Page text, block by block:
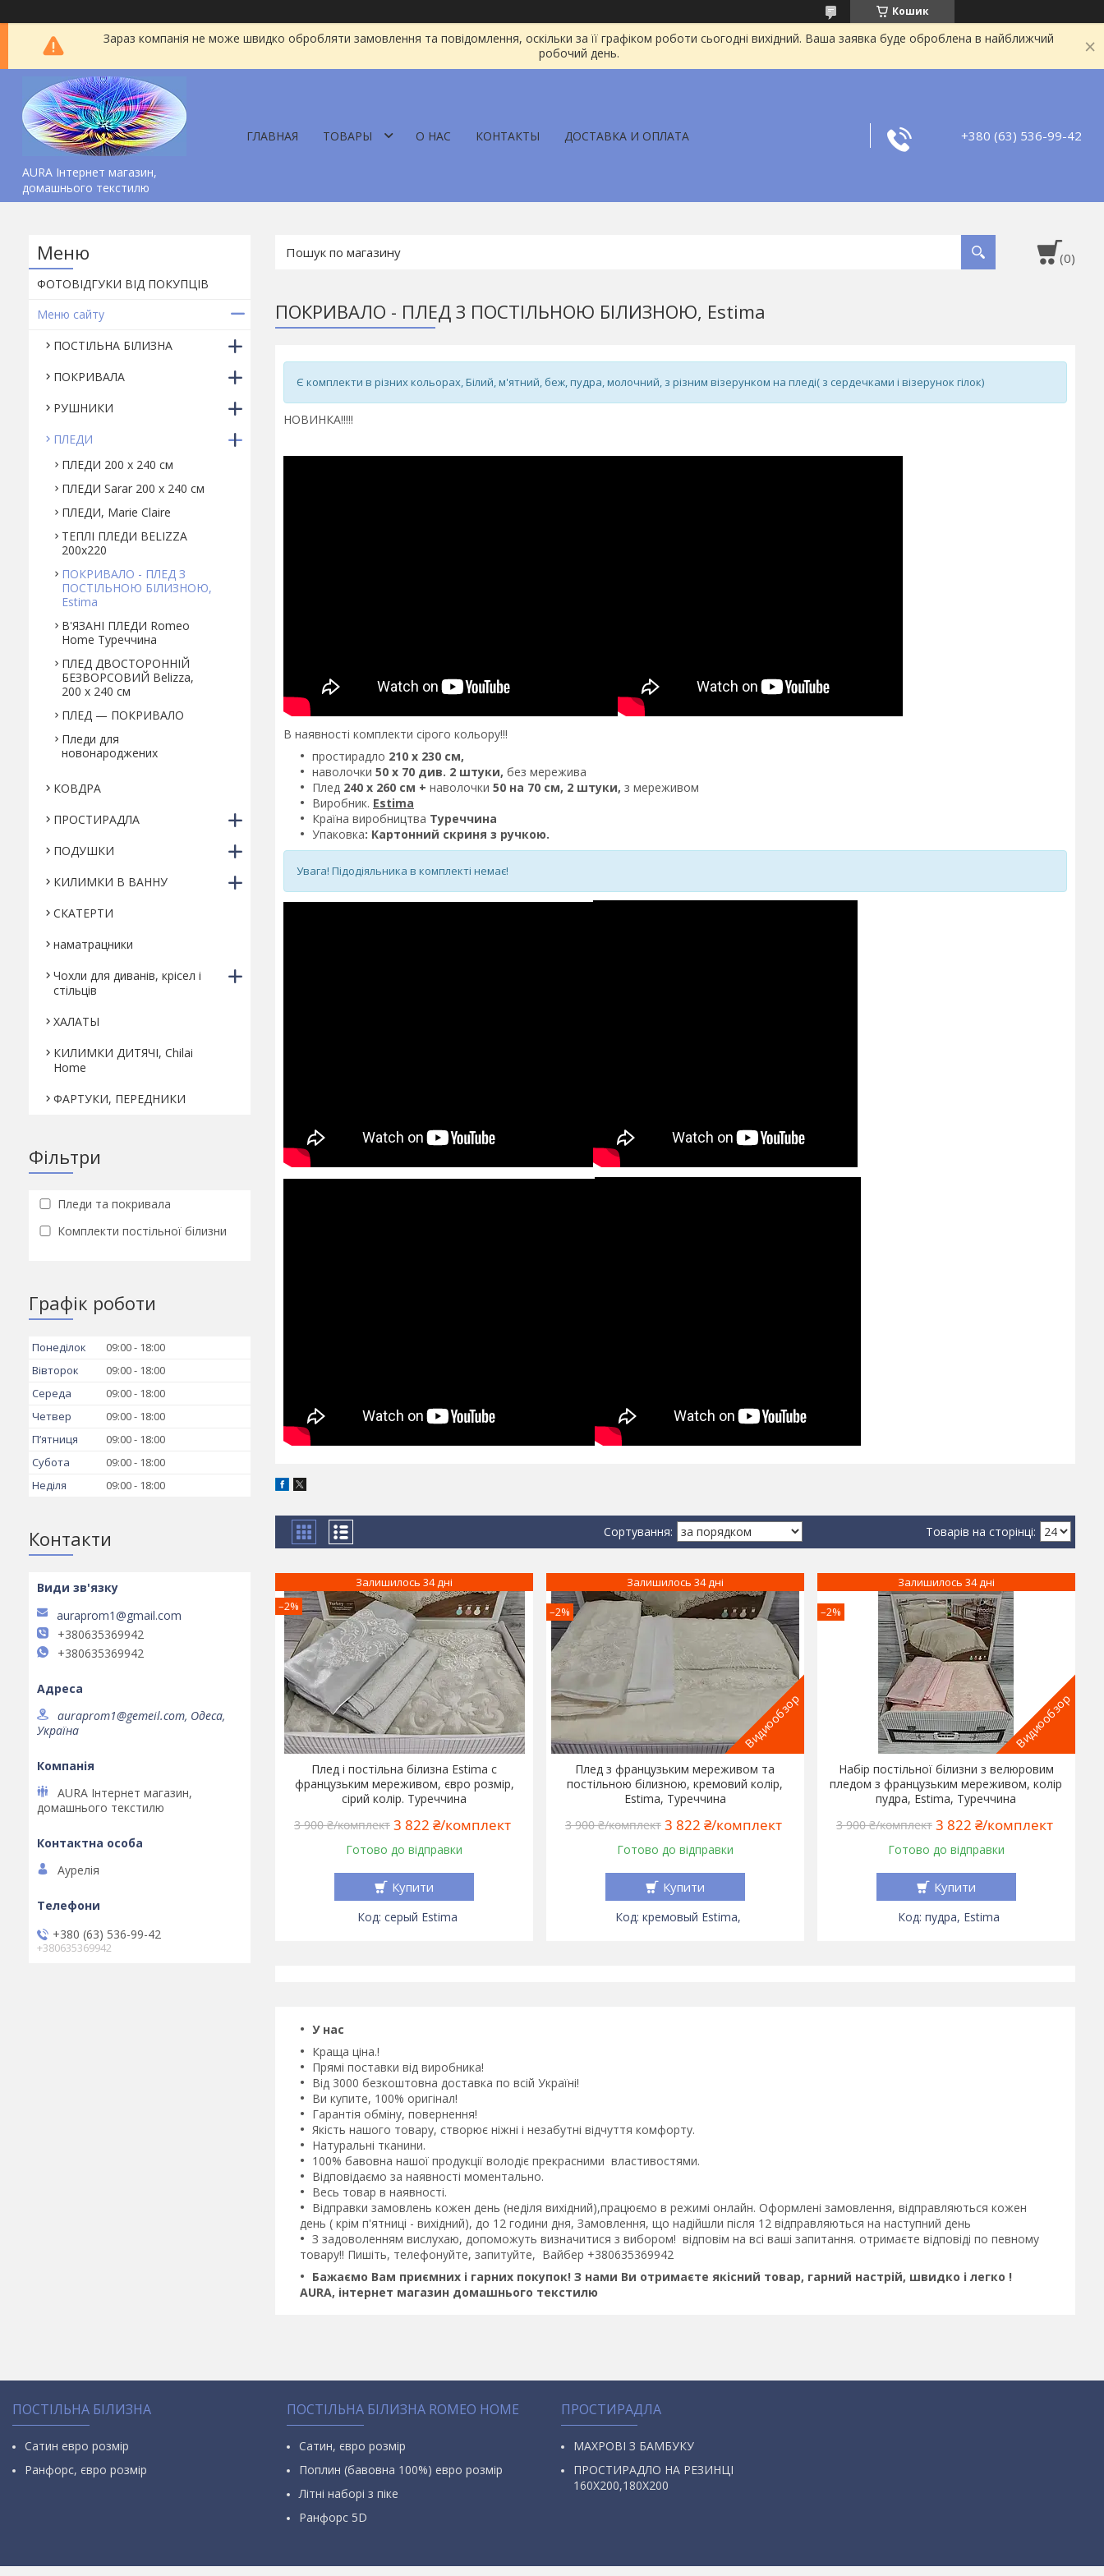
Кошик
Зараз компанія не може швидко обробляти замовлення та повідомлення, оскільки за її графіком роботи сьогодні вихідний. Ваша заявка буде оброблена в найближчий
робочий день.
AURA Інтернет магазин,
домашнього текстилю
ГЛАВНАЯ ТОВАРЫ О НАС КОНТАКТЫ ДОСТАВКА И ОПЛАТА +380 (63) 536-99-42
ПОКРИВАЛО - ПЛЕД З ПОСТІЛЬНОЮ БІЛИЗНОЮ, Estima
Є комплекти в різних кольорах, Білий, м'ятний, беж, пудра, молочний, з різним візерунком на пледі( з сердечками і візерунок гілок)
НОВИНКА!!!!!
В наявності комплекти сірого кольору!!!
простирадло 210 х 230 см,
наволочки 50 х 70 див. 2 штуки, без мережива
Плед 240 х 260 см + наволочки 50 на 70 см, 2 штуки, з мереживом
Виробник. Estima
Країна виробництва Туреччина
Упаковка: Картонний скриня з ручкою.
Увага! Підодіяльника в комплекті немає!
–2%
Залишилось 34 дні
Плед і постільна білизна Estima c
французьким мереживом, євро розмір,
сірий колір. Туреччина
3 900 ₴/комплект 3 822 ₴/комплект
Готово до відправки
Купити
серый Estima
Видиообзор
–2%
Залишилось 34 дні
Плед з французьким мереживом та
постільною білизною, кремовий колір,
Estima, Туреччина
3 900 ₴/комплект 3 822 ₴/комплект
Готово до відправки
Купити
кремовый Estima,
Видиообзор
–2%
Залишилось 34 дні
Набір постільної білизни з велюровим
пледом з французьким мереживом, колір
пудра, Estima, Туреччина
3 900 ₴/комплект 3 822 ₴/комплект
Готово до відправки
Купити
пудра, Estima
У нас
Краща ціна.!
Прямі поставки від виробника!
Від 3000 безкоштовна доставка по всій Україні!
Ви купите, 100% оригінал!
Гарантія обміну, повернення!
Якість нашого товару, створює ніжні і незабутні відчуття комфорту.
Натуральні тканини.
100% бавовна нашої продукції володіє прекрасними властивостями.
Відповідаємо за наявності моментально.
Весь товар в наявності.
Відправки замовлень кожен день (неділя вихідний),працюємо в режимі онлайн. Оформлені замовлення, відправляються кожен
день ( крім п'ятниці - вихідний), до 12 години дня, Замовлення, що надійшли після 12 відправляються на наступний день
З задоволенням вислухаю, допоможуть визначитися з вибором! відповім на всі ваші запитання. отримаєте відповіді по певному
товару!! Пишіть, телефонуйте, запитуйте, Вайбер +380635369942
Бажаємо Вам приємних і гарних покупок! З нами Ви отримаєте якісний товар, гарний настрій, швидко і легко !
AURA, інтернет магазин домашнього текстилю
ФОТОВІДГУКИ ВІД ПОКУПЦІВ
Меню сайту
ПОСТІЛЬНА БІЛИЗНА
ПОКРИВАЛА
РУШНИКИ
ПЛЕДИ
ПЛЕДИ 200 х 240 см
ПЛЕДИ Sarar 200 х 240 см
ПЛЕДИ, Marie Claire
ТЕПЛІ ПЛЕДИ BELIZZA
200х220
ПОКРИВАЛО - ПЛЕД З
ПОСТІЛЬНОЮ БІЛИЗНОЮ,
Estima
В'ЯЗАНІ ПЛЕДИ Romeo
Home Туреччина
ПЛЕД ДВОСТОРОННІЙ
БЕЗВОРСОВИЙ Belizza,
200 х 240 см
ПЛЕД — ПОКРИВАЛО
Пледи для
новонароджених
КОВДРА
ПРОСТИРАДЛА
ПОДУШКИ
КИЛИМКИ В ВАННУ
СКАТЕРТИ
наматрацники
Чохли для диванів, крісел і
стільців
ХАЛАТЫ
КИЛИМКИ ДИТЯЧІ, Chilai
Home
ФАРТУКИ, ПЕРЕДНИКИ
Фільтри
Пледи та покривала
Комплекти постільної білизни
Графік роботи
Понеділок 09:00
18:00
Вівторок
09:00
18:00
Середа
09:00
18:00
Четвер
09:00
18:00
Пʼятниця
09:00
18:00
Субота
09:00
18:00
Неділя
09:00 18:00
Контакти
auraprom1@gmail.com
+380635369942
+380635369942
auraprom1@gemeil.com, Одеса,
Україна
AURA Інтернет магазин,
домашнього текстилю
Аурелія
+380 (63) 536-99-42
+380635369942
ПОСТІЛЬНА БІЛИЗНА
Сатин евро розмір
Ранфорс, євро розмір
ПОСТІЛЬНА БІЛИЗНА ROMEO HOME
Сатин, євро розмір
Поплин (бавовна 100%) евро розмір
Літні наборі з піке
Ранфорс 5D
ПРОСТИРАДЛА
МАХРОВІ З БАМБУКУ
ПРОСТИРАДЛО НА РЕЗИНЦІ
160Х200,180Х200